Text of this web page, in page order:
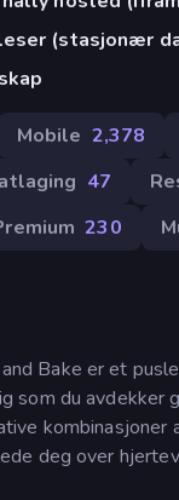
(stasjonær
Mobile 2,378
47
230
Bake er et
som du avdekker
kombinasjoner
deg over